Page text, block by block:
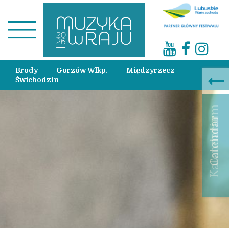
Brody Gorzów Wlkp.
Międzyrzecz
Świebodzin
Calendar